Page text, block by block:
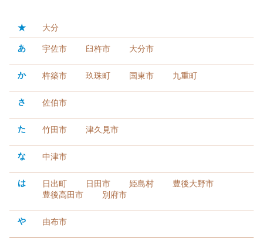
★
大分
あ
宇佐市 臼杵市 大分市
か 杵築市 玖珠町 国東市 九重町
さ 佐伯市
た 竹田市 津久見市
な 中津市
は 日出町 日田市 姫島村
豊後大野市
豊後高田市
別府市
や 由布市